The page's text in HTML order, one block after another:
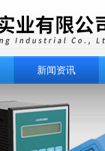
新闻资讯